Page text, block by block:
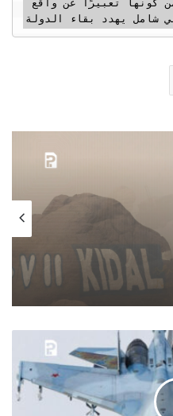
وزير الدفاع:
حاسمة في